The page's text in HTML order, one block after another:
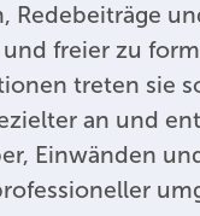
Redebeiträge
freier zu
treten sie
an und
Einwänden